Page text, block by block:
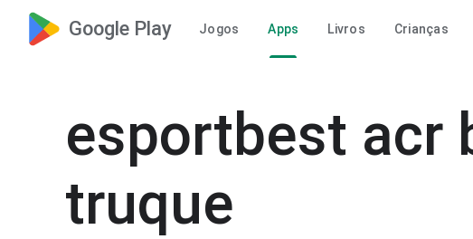
Google Play Jogos Apps Livros Crianças
esportbest acr
truque